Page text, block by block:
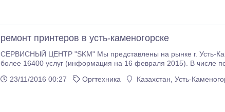
ремонт принтеров в усть-каменогорске
СЕРВИСНЫЙ ЦЕНТР "SKM" Мы представлены на рынке г. Усть-Каменогорск в 2012 году! За последнее время было оказано
более 16400 услуг (информация на 16 февраля 2015). В числе постоянных клиентов насчитывается более 1500 человек. В
Восточно-Казахстанскую Область.
23/11/2016 00:27 Оргтехника Казахстан, Усть-